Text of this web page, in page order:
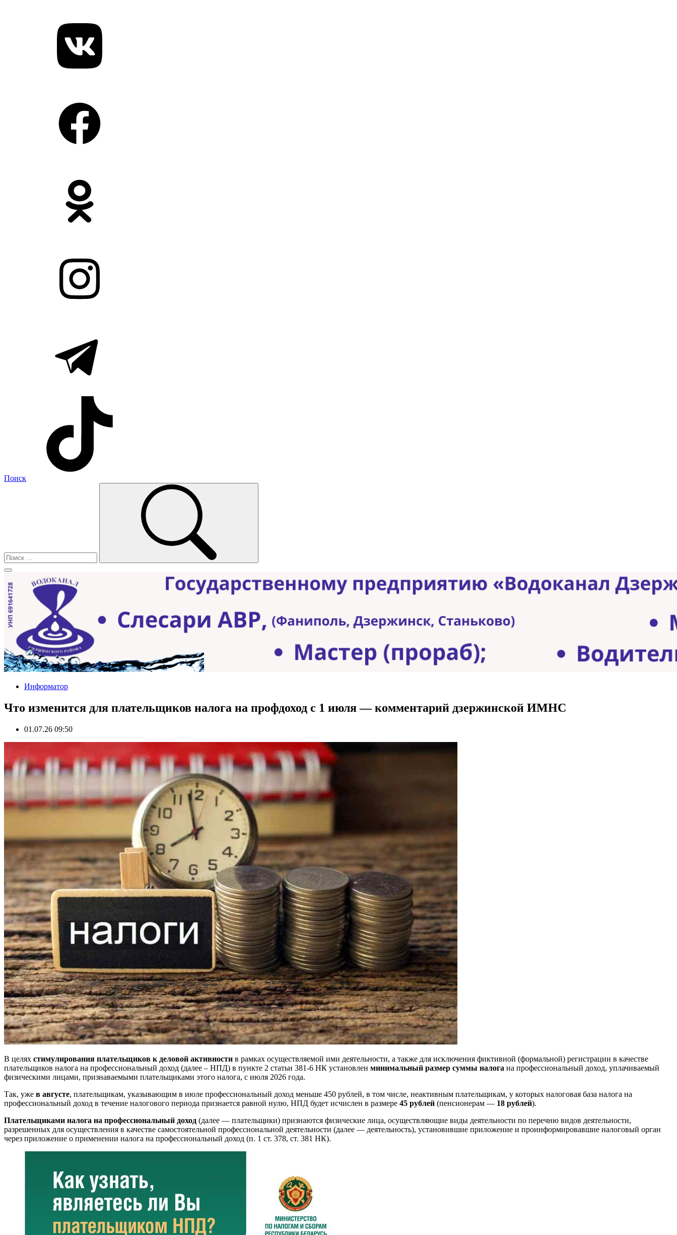
Поиск
Информатор
Что изменится для плательщиков налога на профдоход с 1 июля — комментарий дзержинской ИМНС
01.07.26 09:50
В целях стимулирования плательщиков к деловой активности в рамках осуществляемой ими деятельности, а также для исключения фиктивной (формальной) регистрации в качестве
плательщиков налога на профессиональный доход (далее – НПД) в пункте 2 статьи 381-6 НК установлен минимальный размер суммы налога на профессиональный доход, уплачиваемый
физическими лицами, признаваемыми плательщиками этого налога, с июля 2026 года.
Так, уже в августе, плательщикам, указывающим в июле профессиональный доход меньше 450 рублей, в том числе, неактивным плательщикам, у которых налоговая база налога на
профессиональный доход в течение налогового периода признается равной нулю, НПД будет исчислен в размере 45 рублей (пенсионерам — 18 рублей).
Плательщиками налога на профессиональный доход (далее — плательщики) признаются физические лица, осуществляющие виды деятельности по перечню видов деятельности,
разрешенных для осуществления в качестве самостоятельной профессиональной деятельности (далее — деятельность), установившие приложение и проинформировавшие налоговый орган
через приложение о применении налога на профессиональный доход (п. 1 ст. 378, ст. 381 НК).